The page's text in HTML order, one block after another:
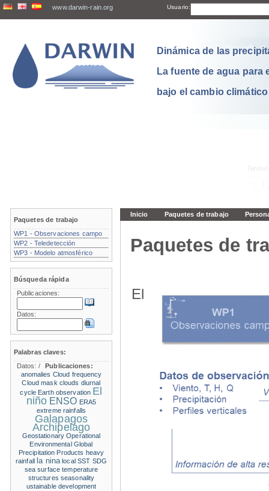
www.darwin-rain.org Usuario:
Dinámica de las
La fuente de agua para
bajo el cambio climático
Inicio Paquetes de trabajo
Paquetes de
El
Paquetes de trabajo
WP1 - Observaciones campo
WP2 - Teledetección
WP3 - Modelo atmosférico
Búsqueda rápida
Publicaciones:
Datos:
Palabras claves:
Datos: /
Publicaciones:
anomalies Cloud frequency
Cloud mask clouds diurnal
cycle Earth observation El
niño ENSO ERA5
extreme rainfalls
Galapagos
Archipelago
Geostationary Operational
Environmental Global
Precipitation Products heavy
rainfall
la nina local SST SDG
sea surface temperature
structures seasonality
ustainable development